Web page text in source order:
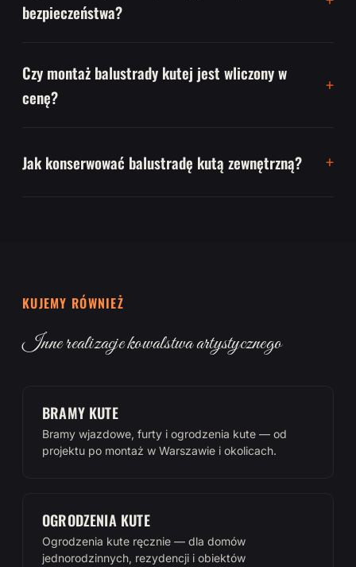
bezpieczeństwa?
Czy montaż balustrady kutej jest wliczony w
cenę?
Jak konserwować balustradę kutą zewnętrzną?
KUJEMY RÓWNIEŻ
Inne realizacje kowalstwa artystycznego
BRAMY KUTE
Bramy wjazdowe, furty i ogrodzenia kute — od
projektu po montaż w Warszawie i okolicach.
OGRODZENIA KUTE
Ogrodzenia kute ręcznie — dla domów
jednorodzinnych, rezydencji i obiektów